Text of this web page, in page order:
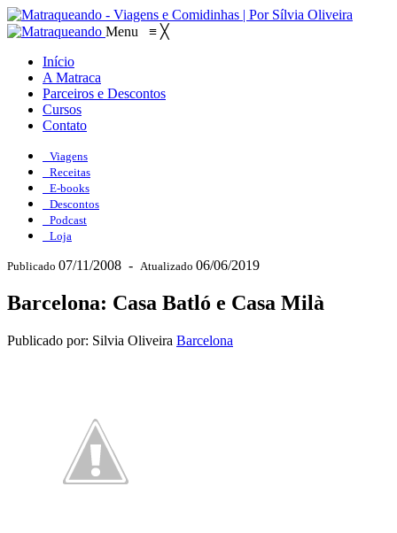
Menu ≡ ╳
Início
A Matraca
Parceiros e Descontos
Cursos
Contato
Viagens
Receitas
E-books
Descontos
Podcast
Loja
Publicado 07/11/2008 - Atualizado 06/06/2019
Barcelona: Casa Batló e Casa Milà
Publicado por: Silvia Oliveira Barcelona